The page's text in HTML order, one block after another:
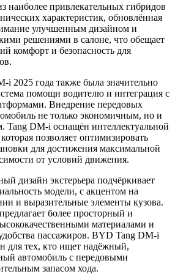
наиболее привлекательных гибридов
характеристик, обновлённая
улучшенным дизайном и
решениями в салоне, что обещает
комфорт и безопасность для
2025 года также была значительно
помощи водителю и интеграция с
Внедрение передовых
не только экономичным, но и
Tang DM-i оснащён интеллектуальной
позволяет оптимизировать
для достижения максимальной
от условий движения.
дизайн экстерьера подчёркивает
модели, с акцентом на
и выразительные элементы кузова.
более просторный и
материалами и
пассажиров. BYD Tang DM-i
для тех, кто ищет надёжный,
автомобиль с передовыми
запасом хода.